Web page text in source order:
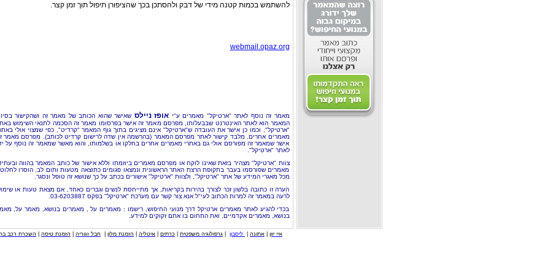
להשתמש בכמות קטנה מידי של דבק ולהסתכן בכך שהציפורן תיפול תוך זמן קצר.
webmail.opaz.org
מאמר זה נוסף לאתר "ארטיקל" מאמרים ע"י אופז ניילס שאישר שהוא הכותב של מאמר זה ושהקישור
המאמר הוא לאתר האינטרנט שבבעלותו, מפרסם מאמר זה אישר בפרסומו מאמר זה הסכמה לתנאי השימוש
"ארטיקל", וכמו כן אישר את העובדה ש"ארטיקל" אינם מציגים בתוך גוף המאמר "קרדיט", כפי שמצוי אולי
מאמרים אחרים, מלבד קישור לאתר מפרסם המאמר (בהרשמה אין שדה לרישום קרדיט לכותב). מפרסם מאמר
אישר שמאמר זה מפורסם אולי גם באתרי מאמרים אחרים בחלקו או בשלמותו, והוא מאשר שמאמר זה נוסף על
לאתר "ארטיקל".
צוות "ארטיקל" מצהיר בזאת שאינו לוקח או מפרסם מאמרים ביוזמתו וללא אישור של כותב המאמר בהווה
מאמרים שפורסמו בעבר בתקופת הרצת האתר הראשונית ונמצאו פגומים כתוצאה מטעות ותום לב, הוסרו
מכל מאגרי המידע של אתר "ארטיקל", ולצוות "ארטיקל" אישורים בכתב על כך שנושא זה טופל ונסגר.
הערה זו כתובה בלשון זכר לצורך בהירות בקריאות, אך מתייחסת לנשים וגברים כאחד, אם מצאת טעות או
לרעה במאמר זה למרות הכתוב לעי"ל אנא צור קשר עם מערכת "ארטיקל" בפקס 03-6203887.
בכדי להגיע לאתר מאמרים ארטיקל דרך מנועי החיפוש, רישמו : מאמרים על , מאמרים בנושא, מאמר על,
בנושא, מאמרים אקדמיים, ואת התחום בו אתם זקוקים למידע.
איי יוון אתונה ליסבון גרפולוגיה משפטית כרתים איטליה הזמנת מלון חבל זגוריה הזמנת טיסה השכרת רכב